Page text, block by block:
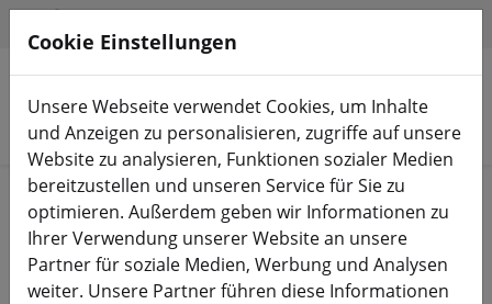
Produkte suchen
Start Sale%
Cookie Einstellungen
Unsere Webseite verwendet Cookies, um Inhalte
und Anzeigen zu personalisieren, zugriffe auf unsere
Website zu analysieren, Funktionen sozialer Medien
bereitzustellen und unseren Service für Sie zu
optimieren. Außerdem geben wir Informationen zu
Ihrer Verwendung unserer Website an unsere
Partner für soziale Medien, Werbung und Analysen
weiter. Unsere Partner führen diese Informationen